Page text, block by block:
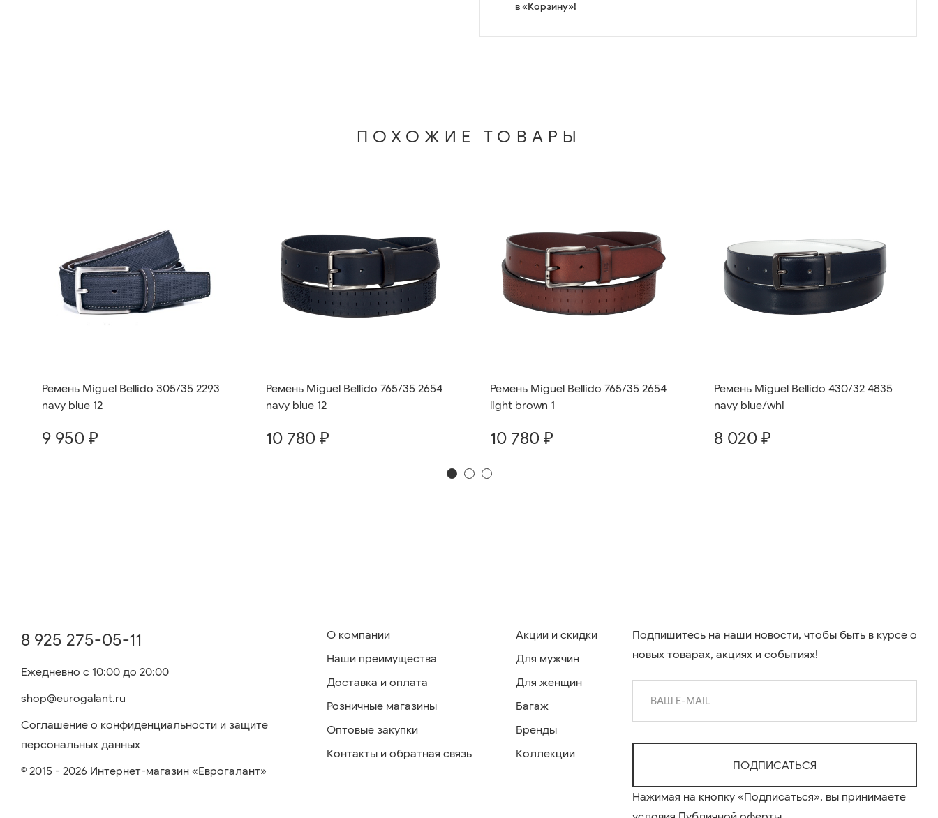
в «Корзину»!
ПОХОЖИЕ ТОВАРЫ
Ремень Miguel Bellido 305/35 2293
navy blue 12
9 950 ₽
Ремень Miguel Bellido 765/35 2654
navy blue 12
10 780 ₽
Ремень Miguel Bellido 765/35 2654
light brown 1
10 780 ₽
Ремень Miguel Bellido 430/32 4835
navy blue/whi
8 020 ₽
8 925 275-05-11
Ежедневно с 10:00 до 20:00
shop@eurogalant.ru
Соглашение о конфиденциальности и защите
персональных данных
© 2015 - 2026 Интернет-магазин «Еврогалант»
О компании
Наши преимущества
Доставка и оплата
Розничные магазины
Оптовые закупки
Контакты и обратная связь
Акции и скидки
Для мужчин
Для женщин
Багаж
Бренды
Коллекции
Подпишитесь на наши новости, чтобы быть в курсе о
новых товарах, акциях и событиях!
Нажимая на кнопку «Подписаться», вы принимаете